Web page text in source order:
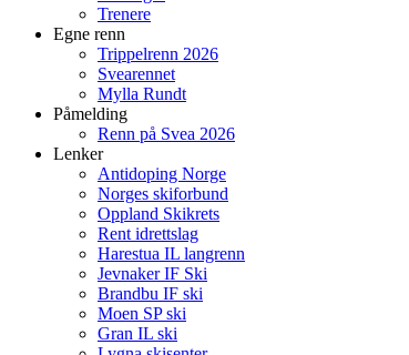
Trenere
Egne renn
Trippelrenn 2026
Svearennet
Mylla Rundt
Påmelding
Renn på Svea 2026
Lenker
Antidoping Norge
Norges skiforbund
Oppland Skikrets
Rent idrettslag
Harestua IL langrenn
Jevnaker IF Ski
Brandbu IF ski
Moen SP ski
Gran IL ski